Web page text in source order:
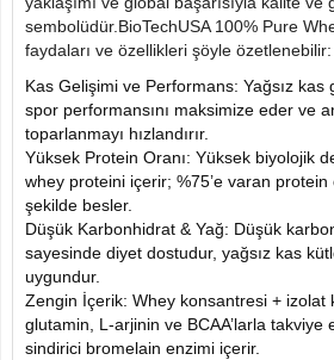
sembolüdür.BioTechUSA 100% Pure
faydaları ve özellikleri şöyle özetlenebilir:
Kas Gelişimi ve Performans: Yağsız kas
spor performansını maksimize eder ve
toparlanmayı hızlandırır.
Yüksek Protein Oranı: Yüksek biyolojik
whey proteini içerir; %75’e varan protein
şekilde besler.
Düşük Karbonhidrat & Yağ: Düşük
sayesinde diyet dostudur, yağsız kas
uygundur.
Zengin İçerik: Whey konsantresi + izolat
glutamin, L-arjinin ve BCAA’larla takviye
sindirici bromelain enzimi içerir.